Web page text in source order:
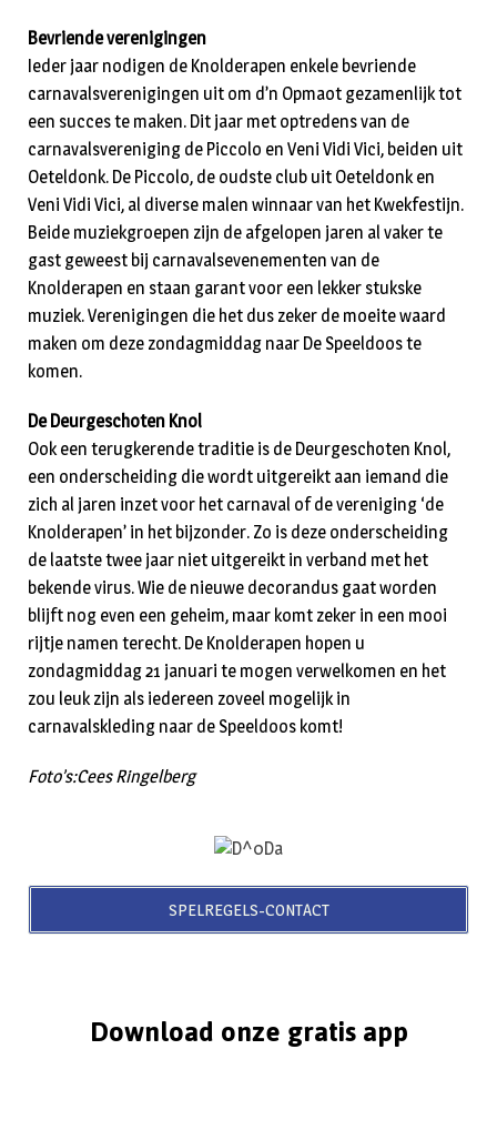
Bevriende verenigingen
Ieder jaar nodigen de Knolderapen enkele bevriende
carnavalsverenigingen uit om d’n Opmaot gezamenlijk tot
een succes te maken. Dit jaar met optredens van de
carnavalsvereniging de Piccolo en Veni Vidi Vici, beiden uit
Oeteldonk. De Piccolo, de oudste club uit Oeteldonk en
Veni Vidi Vici, al diverse malen winnaar van het Kwekfestijn.
Beide muziekgroepen zijn de afgelopen jaren al vaker te
gast geweest bij carnavalsevenementen van de
Knolderapen en staan garant voor een lekker stukske
muziek. Verenigingen die het dus zeker de moeite waard
maken om deze zondagmiddag naar De Speeldoos te
komen.
De Deurgeschoten Knol
Ook een terugkerende traditie is de Deurgeschoten Knol,
een onderscheiding die wordt uitgereikt aan iemand die
zich al jaren inzet voor het carnaval of de vereniging ‘de
Knolderapen’ in het bijzonder. Zo is deze onderscheiding
de laatste twee jaar niet uitgereikt in verband met het
bekende virus. Wie de nieuwe decorandus gaat worden
blijft nog even een geheim, maar komt zeker in een mooi
rijtje namen terecht. De Knolderapen hopen u
zondagmiddag 21 januari te mogen verwelkomen en het
zou leuk zijn als iedereen zoveel mogelijk in
carnavalskleding naar de Speeldoos komt!
Foto’s:Cees Ringelberg
SPELREGELS-CONTACT
Download onze gratis app